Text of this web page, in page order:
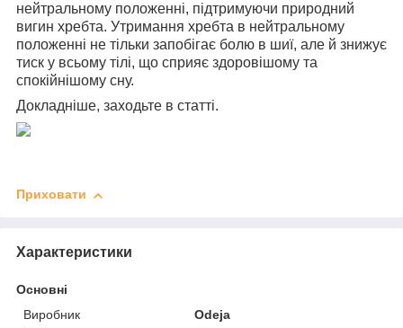
нейтральному положенні, підтримуючи природний
вигин хребта. Утримання хребта в нейтральному
положенні не тільки запобігає болю в шиї, але й знижує
тиск у всьому тілі, що сприяє здоровішому та
спокійнішому сну.
Докладніше, заходьте в статті.
Приховати
Характеристики
Основні
Виробник
Odeja